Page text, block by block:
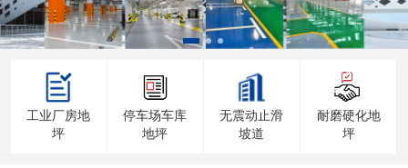
工业厂房地
坪
停车场车库
地坪
无震动止滑
坡道
耐磨硬化地
坪